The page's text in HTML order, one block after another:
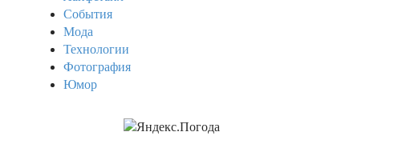
События
Мода
Технологии
Фотография
Юмор